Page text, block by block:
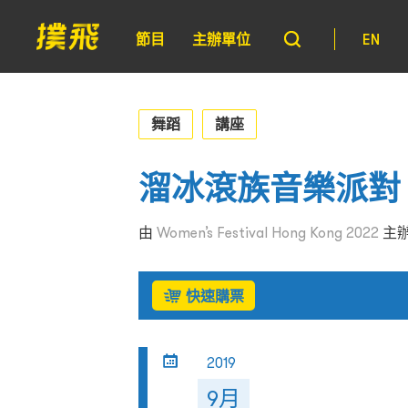
節目 主辦單位 EN
舞蹈 講座
溜冰滾族音樂派對
由 Women’s Festival Hong Kong 2022 主
快速購票
2019
9月